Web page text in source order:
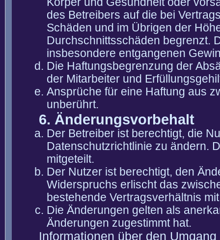
des Betreibers auf die bei
Schäden und im Übrigen der
Durchschnittsschäden begrenzt.
insbesondere entgangenen
Die Haftungsbegrenzung der
der Mitarbeiter und
Ansprüche für eine Haftung aus
unberührt.
6. Änderungsvorbehalt
Der Betreiber ist berechtigt, die
Datenschutzrichtlinie zu ändern.
mitgeteilt.
Der Nutzer ist berechtigt, den
Widerspruchs erlischt das
bestehende Vertragsverhältnis
Die Änderungen gelten als
Änderungen zugestimmt hat.
Informationen über den